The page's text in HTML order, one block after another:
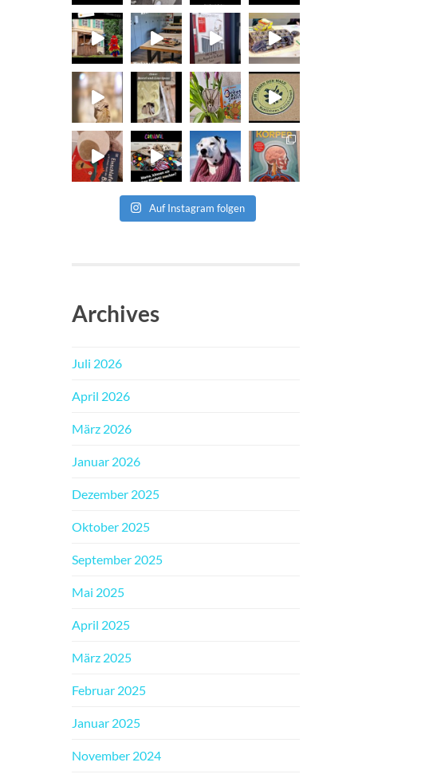
Auf Instagram folgen
Archives
Juli 2026
April 2026
März 2026
Januar 2026
Dezember 2025
Oktober 2025
September 2025
Mai 2025
April 2025
März 2025
Februar 2025
Januar 2025
November 2024